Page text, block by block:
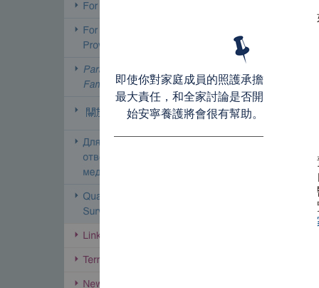
即使你對家庭成員的照護承擔
最大責任，和全家討論是否開
始安寧養護將會很有幫助。